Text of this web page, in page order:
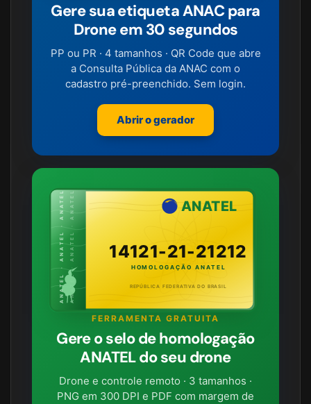
Gere sua etiqueta ANAC para
Drone em 30 segundos
PP ou PR · 4 tamanhos · QR Code que abre
a Consulta Pública da ANAC com o
cadastro pré-preenchido. Sem login.
Abrir o gerador
ANATEL · ANATEL · ANATELANATEL · ANATEL · ANATEL ANATEL
14121-21-21212
HOMOLOGAÇÃO ANATEL
REPÚBLICA FEDERATIVA DO BRASIL
FERRAMENTA GRATUITA
Gere o selo de homologação
ANATEL do seu drone
Drone e controle remoto · 3 tamanhos ·
PNG em 300 DPI e PDF com margem de